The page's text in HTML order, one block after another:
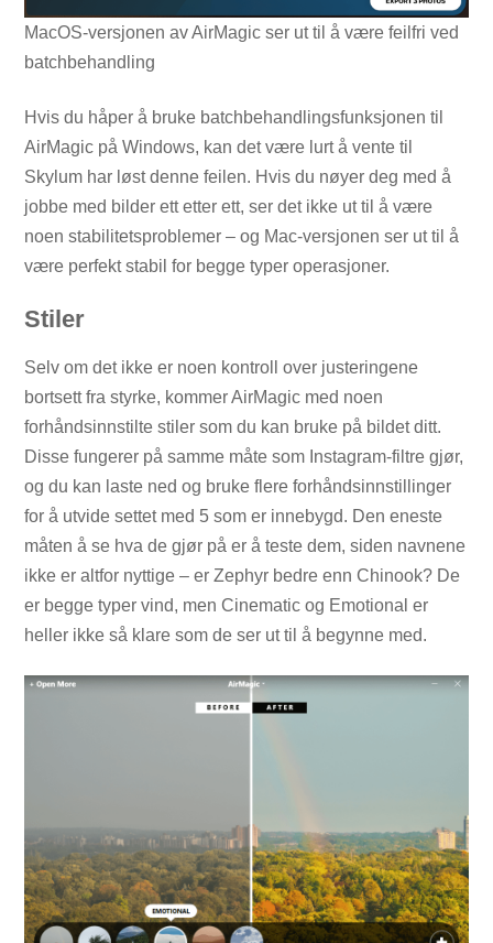
MacOS-versjonen av AirMagic ser ut til å være feilfri ved
batchbehandling
Hvis du håper å bruke batchbehandlingsfunksjonen til
AirMagic på Windows, kan det være lurt å vente til
Skylum har løst denne feilen. Hvis du nøyer deg med å
jobbe med bilder ett etter ett, ser det ikke ut til å være
noen stabilitetsproblemer – og Mac-versjonen ser ut til å
være perfekt stabil for begge typer operasjoner.
Stiler
Selv om det ikke er noen kontroll over justeringene
bortsett fra styrke, kommer AirMagic med noen
forhåndsinnstilte stiler som du kan bruke på bildet ditt.
Disse fungerer på samme måte som Instagram-filtre gjør,
og du kan laste ned og bruke flere forhåndsinnstillinger
for å utvide settet med 5 som er innebygd. Den eneste
måten å se hva de gjør på er å teste dem, siden navnene
ikke er altfor nyttige – er Zephyr bedre enn Chinook? De
er begge typer vind, men Cinematic og Emotional er
heller ikke så klare som de ser ut til å begynne med.